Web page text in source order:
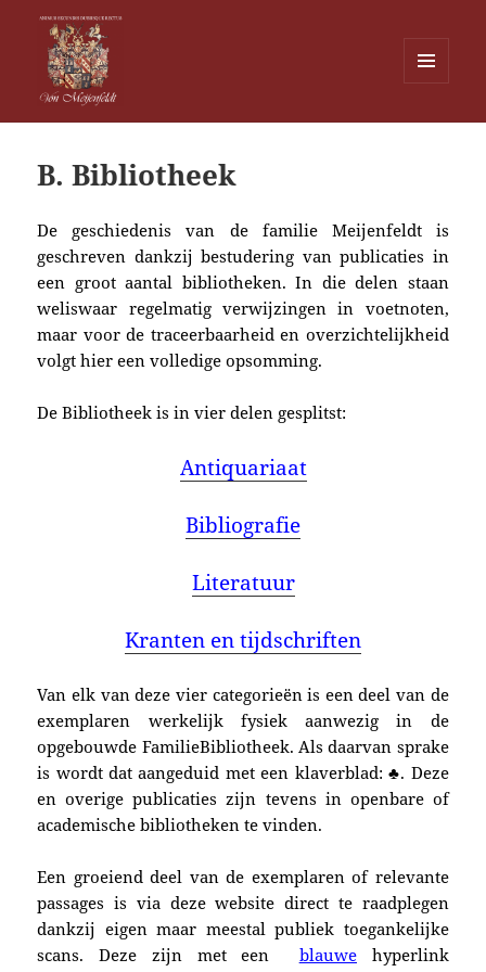
WIDGETS
B. Bibliotheek
De geschiedenis van de familie Meijenfeldt is
geschreven dankzij bestudering van publicaties in
een groot aantal bibliotheken. In die delen staan
weliswaar regelmatig verwijzingen in voetnoten,
maar voor de traceerbaarheid en overzichtelijkheid
volgt hier een volledige opsomming.
De Bibliotheek is in vier delen gesplitst:
Antiquariaat
Bibliografie
Literatuur
Kranten en tijdschriften
Van elk van deze vier categorieën is een deel van de
exemplaren werkelijk fysiek aanwezig in de
opgebouwde FamilieBibliotheek. Als daarvan sprake
is wordt dat aangeduid met een klaverblad: ♣. Deze
en overige publicaties zijn tevens in openbare of
academische bibliotheken te vinden.
Een groeiend deel van de exemplaren of relevante
passages is via deze website direct te raadplegen
dankzij eigen maar meestal publiek toegankelijke
scans. Deze zijn met een blauwe
hyperlink